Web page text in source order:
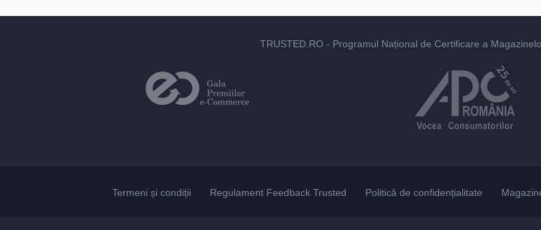
TRUSTED.RO - Programul Național de Certificare a
Termeni și condiții Regulament Feedback Trusted Politică de confidențialitate